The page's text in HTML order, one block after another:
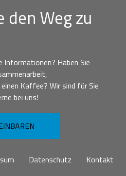
den Weg zu
Informationen? Haben Sie
Kaffee? Wir sind für Sie
bei uns!
Datenschutz Kontakt